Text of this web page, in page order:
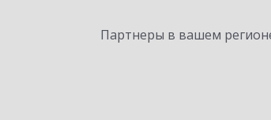
Партнеры в вашем